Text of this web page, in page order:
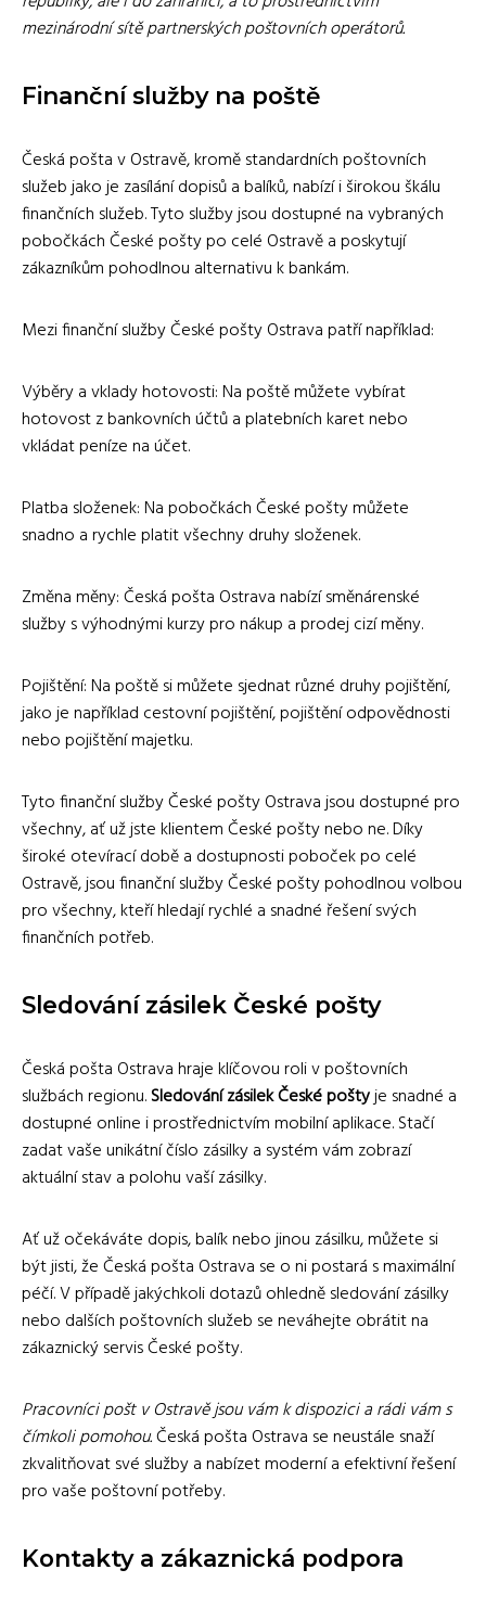
mezinárodní sítě partnerských poštovních operátorů.
Finanční služby na poště
Česká pošta v Ostravě, kromě standardních poštovních
služeb jako je zasílání dopisů a balíků, nabízí i širokou škálu
finančních služeb. Tyto služby jsou dostupné na vybraných
pobočkách České pošty po celé Ostravě a poskytují
zákazníkům pohodlnou alternativu k bankám.
Mezi finanční služby České pošty Ostrava patří například:
Výběry a vklady hotovosti: Na poště můžete vybírat
hotovost z bankovních účtů a platebních karet nebo
vkládat peníze na účet.
Platba složenek: Na pobočkách České pošty můžete
snadno a rychle platit všechny druhy složenek.
Změna měny: Česká pošta Ostrava nabízí směnárenské
služby s výhodnými kurzy pro nákup a prodej cizí měny.
Pojištění: Na poště si můžete sjednat různé druhy pojištění,
jako je například cestovní pojištění, pojištění odpovědnosti
nebo pojištění majetku.
Tyto finanční služby České pošty Ostrava jsou dostupné pro
všechny, ať už jste klientem České pošty nebo ne. Díky
široké otevírací době a dostupnosti poboček po celé
Ostravě, jsou finanční služby České pošty pohodlnou volbou
pro všechny, kteří hledají rychlé a snadné řešení svých
finančních potřeb.
Sledování zásilek České pošty
Česká pošta Ostrava hraje klíčovou roli v poštovních
službách regionu.Sledování zásilek České poštyje snadné a
dostupné online i prostřednictvím mobilní aplikace. Stačí
zadat vaše unikátní číslo zásilky a systém vám zobrazí
aktuální stav a polohu vaší zásilky.
Ať už očekáváte dopis, balík nebo jinou zásilku, můžete si
být jisti, že Česká pošta Ostrava se o ni postará s maximální
péčí. V případě jakýchkoli dotazů ohledně sledování zásilky
nebo dalších poštovních služeb se neváhejte obrátit na
zákaznický servis České pošty.
Pracovníci pošt v Ostravě jsou vám k dispozici a rádi vám s
čímkoli pomohou.Česká pošta Ostrava se neustále snaží
zkvalitňovat své služby a nabízet moderní a efektivní řešení
pro vaše poštovní potřeby.
Kontakty a zákaznická podpora